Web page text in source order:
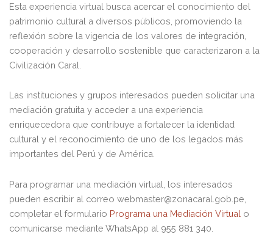
Esta experiencia virtual busca acercar el conocimiento del
patrimonio cultural a diversos públicos, promoviendo la
reflexión sobre la vigencia de los valores de integración,
cooperación y desarrollo sostenible que caracterizaron a la
Civilización Caral.
Las instituciones y grupos interesados pueden solicitar una
mediación gratuita y acceder a una experiencia
enriquecedora que contribuye a fortalecer la identidad
cultural y el reconocimiento de uno de los legados más
importantes del Perú y de América.
Para programar una mediación virtual, los interesados
pueden escribir al correo webmaster@zonacaral.gob.pe,
completar el formulario Programa una Mediación Virtual o
comunicarse mediante WhatsApp al 955 881 340.